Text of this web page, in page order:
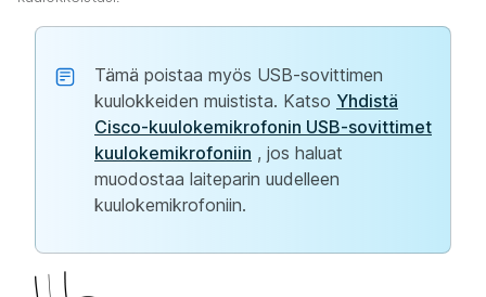
Tämä poistaa myös USB-sovittimen
kuulokkeiden muistista. Katso Yhdistä
Cisco-kuulokemikrofonin USB-sovittimet
kuulokemikrofoniin , jos haluat
muodostaa laiteparin uudelleen
kuulokemikrofoniin.